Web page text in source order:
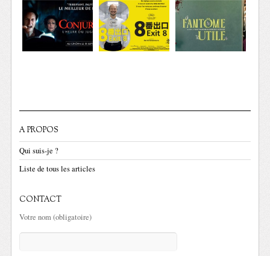
A PROPOS
Qui suis-je ?
Liste de tous les articles
CONTACT
Votre nom (obligatoire)